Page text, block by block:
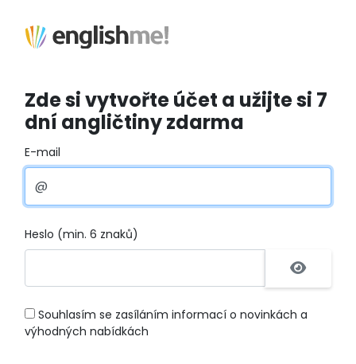
Zde si vytvořte účet a užijte si 7
dní angličtiny zdarma
E-mail
Heslo (min. 6 znaků)
Souhlasím se zasíláním informací o novinkách a
výhodných nabídkách